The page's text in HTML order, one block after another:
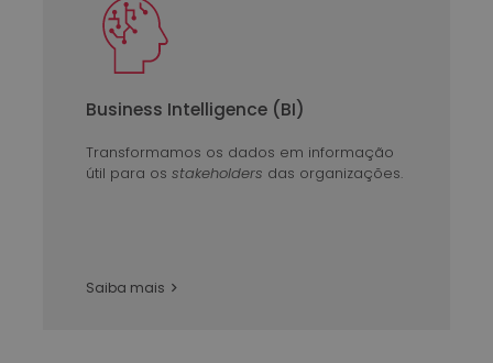
Business Intelligence (BI)
Transformamos os dados em informação
útil para os stakeholders das organizações.
Saiba mais